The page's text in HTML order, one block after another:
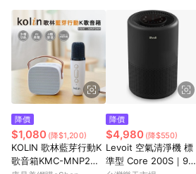
降價
$1,080 (降$1,200)
KOLIN 歌林藍芽行動K
歌音箱KMC-MNP2W1
降價
$4,980 (降$550)
Levoit 空氣清淨機 標
準型 Core 200S｜9坪